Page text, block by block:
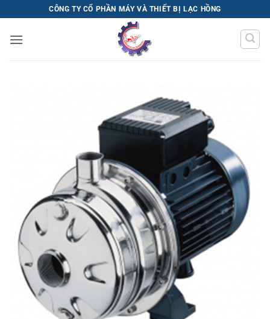
qua
nội
CÔNG TY CỔ PHẦN MÁY VÀ THIẾT BỊ LẠC HỒNG